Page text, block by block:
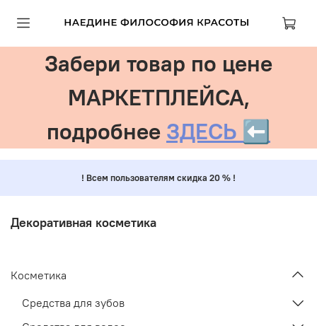
Забери товар по цене
МАРКЕТПЛЕЙСА,
подробнее ЗДЕСЬ ⬅️
! Всем пользователям скидка 20 % !
Декоративная косметика
Косметика
Средства для зубов